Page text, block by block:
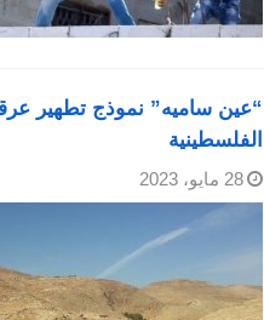
“عين ساميه” نموذج تطهير
الفلسطينية
28 مايو، 2023